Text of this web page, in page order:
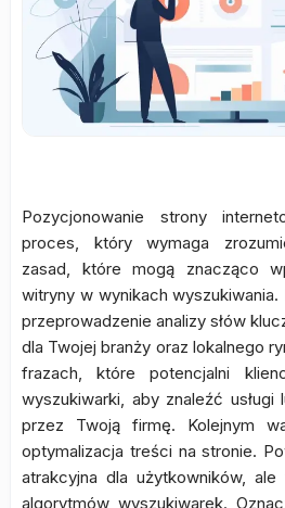
Pozycjonowanie strony
proces, który wymaga
zasad, które mogą znacząco
witryny w wynikach
przeprowadzenie analizy słów
dla Twojej branży oraz lokalnego
frazach, które potencjalni
wyszukiwarki, aby znaleźć
przez Twoją firmę. Kolejnym
optymalizacja treści na stronie.
atrakcyjna dla użytkowników,
algorytmów wyszukiwarek.